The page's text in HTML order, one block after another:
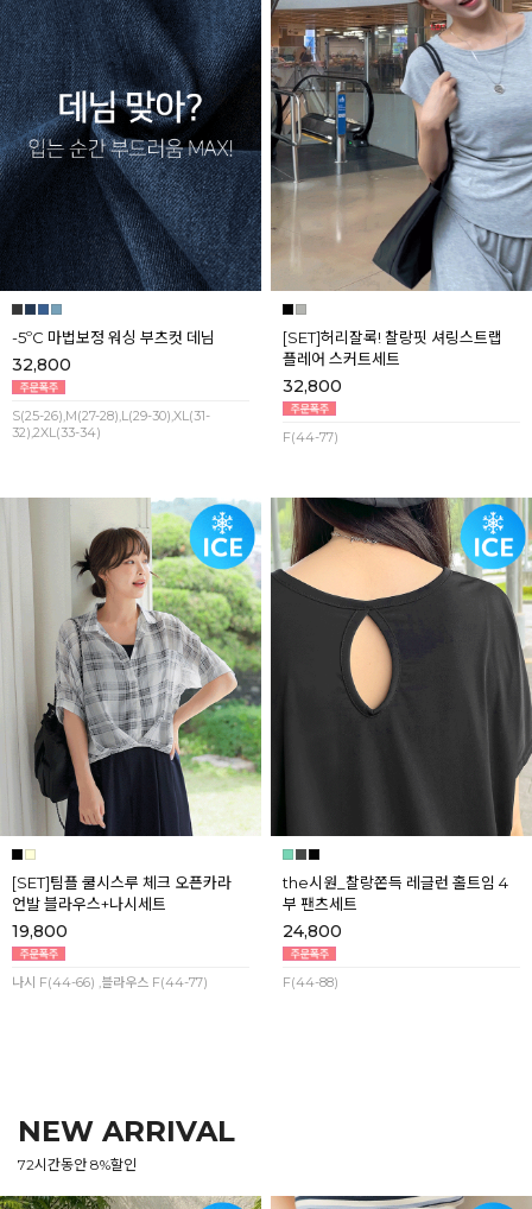
-5ºC 마법보정 워싱 부츠컷 데님
32,800
S(25-26),M(27-28),L(29-30),XL(31-
32),2XL(33-34)
[SET]허리잘록! 찰랑핏 셔링스트랩
플레어 스커트세트
32,800
F(44-77)
[SET]팀플 쿨시스루 체크 오픈카라
언발 블라우스+나시세트
19,800
나시 F(44-66) ,블라우스 F(44-77)
the시원_찰랑쫀득 레글런 홀트임 4
부 팬츠세트
24,800
F(44-88)
NEW ARRIVAL
72시간동안 8%할인